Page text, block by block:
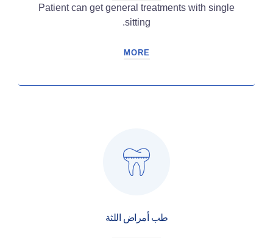
Patient can get general treatments with single
sitting.
MORE
طب أمراض اللثة